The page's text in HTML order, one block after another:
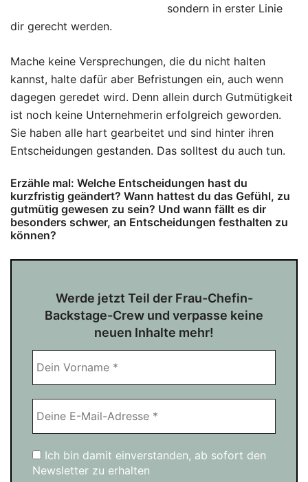
sondern in erster Linie
dir gerecht werden.
Mache keine Versprechungen, die du nicht halten
kannst, halte dafür aber Befristungen ein, auch wenn
dagegen geredet wird. Denn allein durch Gutmütigkeit
ist noch keine Unternehmerin erfolgreich geworden.
Sie haben alle hart gearbeitet und sind hinter ihren
Entscheidungen gestanden. Das solltest du auch tun.
Erzähle mal: Welche Entscheidungen hast du
kurzfristig geändert? Wann hattest du das Gefühl, zu
gutmütig gewesen zu sein? Und wann fällt es dir
besonders schwer, an Entscheidungen festhalten zu
können?
Werde jetzt Teil der Frau-Chefin-
Backstage-Crew und verpasse keine
neuen Inhalte mehr!
Ich bin damit einverstanden, ab sofort den
Newsletter zu erhalten